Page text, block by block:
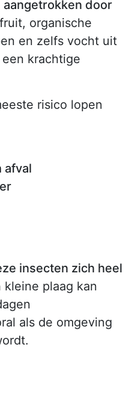
door
organische
en zelfs vocht uit
krachtige
risico lopen
afval
insecten zich heel
kleine plaag kan
als de omgeving